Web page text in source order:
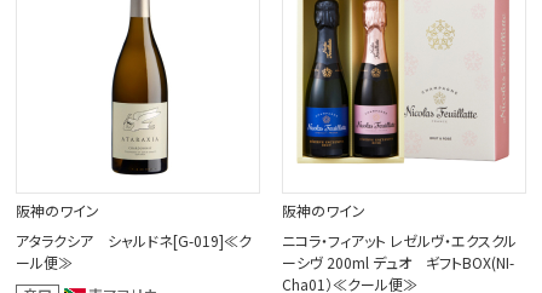
阪神のワイン
アタラクシア シャルドネ[G-019]≪ク
ール便≫
阪神のワイン
ニコラ・フィアット レゼルヴ・エクスクル
ーシヴ 200ml デュオ ギフトBOX(NI-
Cha01）≪クール便≫